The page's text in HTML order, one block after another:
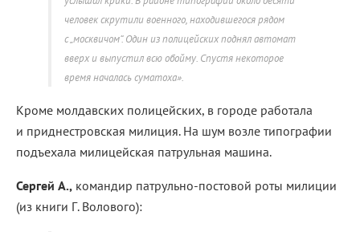
человек скрутили военного, находившегося рядом
с „москвичом“. Один из полицейских поднял автомат
вверх и выпустил всю обойму. Спустя некоторое
время началась суматоха».
Кроме молдавских полицейских, в городе работала
и приднестровская милиция. На шум возле типографии
подъехала милицейская патрульная машина.
Сергей А., командир патрульно-постовой роты милиции
(из книги Г. Волового):